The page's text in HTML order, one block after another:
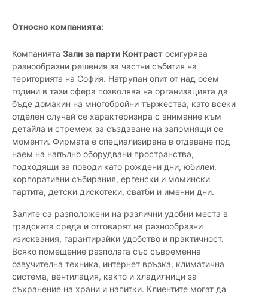
Относно компанията:
Компанията Зали за парти Контраст осигурява
разнообразни решения за частни събития на
територията на София. Натрупан опит от над осем
години в тази сфера позволява на организацията да
бъде домакин на многобройни тържества, като всеки
отделен случай се характеризира с внимание към
детайла и стремеж за създаване на запомнящи се
моменти. Фирмата е специализирана в отдаване под
наем на напълно оборудвани пространства,
подходящи за поводи като рождени дни, юбилеи,
корпоративни събирания, ергенски и момински
партита, детски дискотеки, сватби и именни дни.
Залите са разположени на различни удобни места в
градската среда и отговарят на разнообразни
изисквания, гарантирайки удобство и практичност.
Всяко помещение разполага със съвременна
озвучителна техника, интернет връзка, климатична
система, вентилация, както и хладилници за
съхранение на храни и напитки. Клиентите могат да